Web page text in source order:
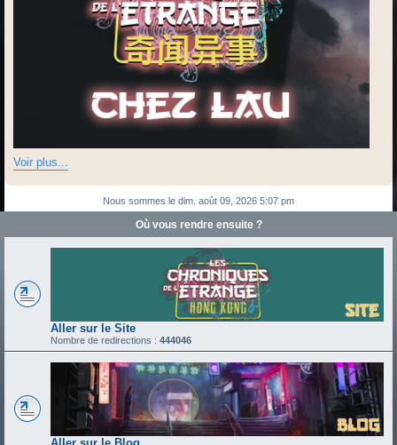
Voir plus...
Nous sommes le dim. août 09, 2026 5:07 pm
Où vous rendre ensuite ?
Aller sur le Site
Nombre de redirections : 444046